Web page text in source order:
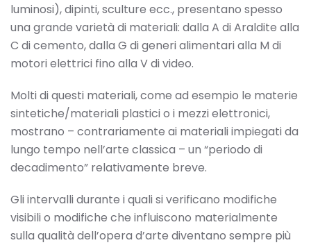
luminosi), dipinti, sculture ecc., presentano spesso
una grande varietà di materiali: dalla A di Araldite alla
C di cemento, dalla G di generi alimentari alla M di
motori elettrici fino alla V di video.
Molti di questi materiali, come ad esempio le materie
sintetiche/materiali plastici o i mezzi elettronici,
mostrano – contrariamente ai materiali impiegati da
lungo tempo nell’arte classica – un “periodo di
decadimento” relativamente breve.
Gli intervalli durante i quali si verificano modifiche
visibili o modifiche che influiscono materialmente
sulla qualità dell’opera d’arte diventano sempre più